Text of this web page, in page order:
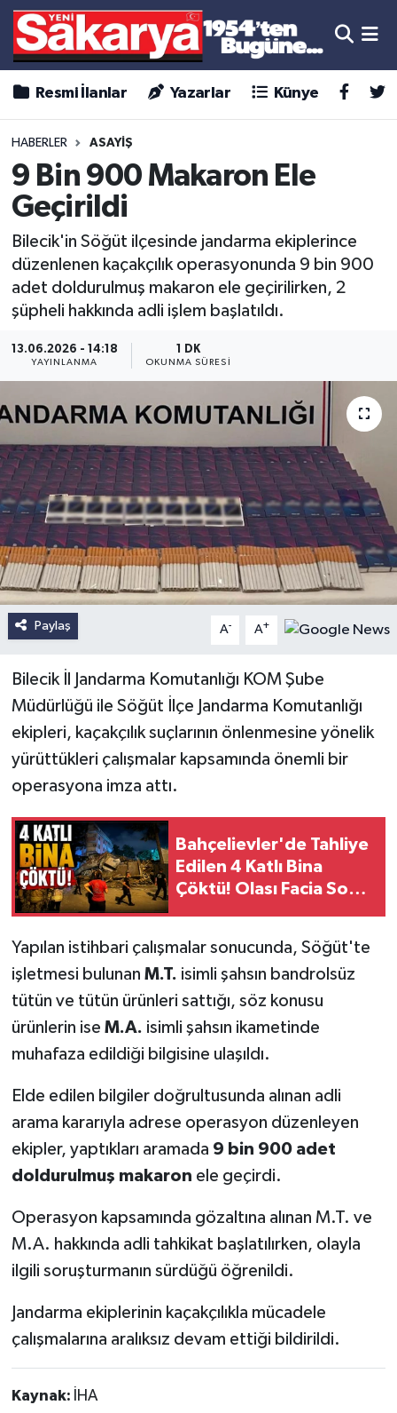
Resmi İlanlar Yazarlar Künye
HABERLER ASAYİŞ
9 Bin 900 Makaron Ele
Geçirildi
Bilecik'in Söğüt ilçesinde jandarma ekiplerince
düzenlenen kaçakçılık operasyonunda 9 bin 900
adet doldurulmuş makaron ele geçirilirken, 2
şüpheli hakkında adli işlem başlatıldı.
13.06.2026 - 14:18
YAYINLANMA
1 DK
OKUNMA SÜRESI
Paylaş A- A+
Bilecik İl Jandarma Komutanlığı KOM Şube
Müdürlüğü ile Söğüt İlçe Jandarma Komutanlığı
ekipleri, kaçakçılık suçlarının önlenmesine yönelik
yürüttükleri çalışmalar kapsamında önemli bir
operasyona imza attı.
Bahçelievler'de Tahliye
Edilen 4 Katlı Bina
Çöktü! Olası Facia Son
Yapılan istihbari çalışmalar sonucunda, Söğüt'te
işletmesi bulunan M.T. isimli şahsın bandrolsüz
tütün ve tütün ürünleri sattığı, söz konusu
ürünlerin ise M.A. isimli şahsın ikametinde
muhafaza edildiği bilgisine ulaşıldı.
Elde edilen bilgiler doğrultusunda alınan adli
arama kararıyla adrese operasyon düzenleyen
ekipler, yaptıkları aramada 9 bin 900 adet
doldurulmuş makaron ele geçirdi.
Operasyon kapsamında gözaltına alınan M.T. ve
M.A. hakkında adli tahkikat başlatılırken, olayla
ilgili soruşturmanın sürdüğü öğrenildi.
Jandarma ekiplerinin kaçakçılıkla mücadele
çalışmalarına aralıksız devam ettiği bildirildi.
Kaynak: İHA